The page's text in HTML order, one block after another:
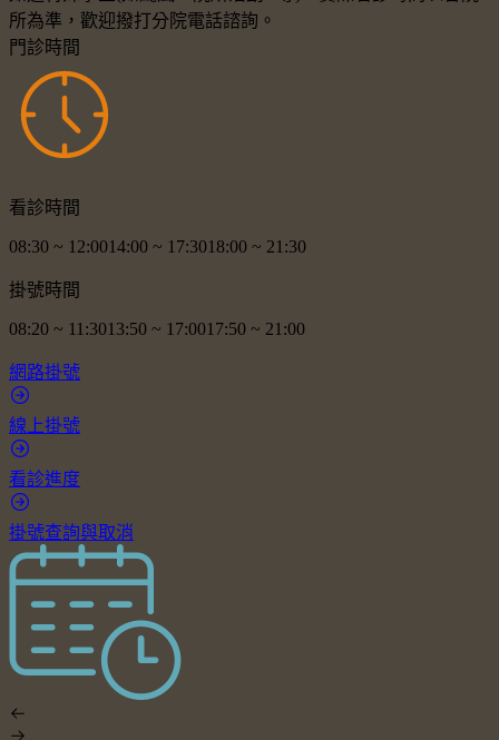
所為準，歡迎撥打分院電話諮詢。
門診時間
看診時間
08:30 ~ 12:0014:00 ~ 17:3018:00 ~ 21:30
掛號時間
08:20 ~ 11:3013:50 ~ 17:0017:50 ~ 21:00
網路掛號
線上掛號
看診進度
掛號查詢與取消